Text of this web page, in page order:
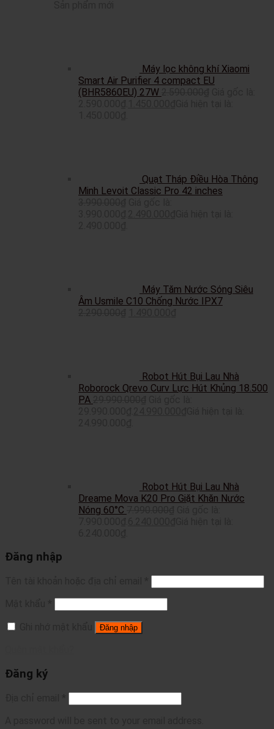
Máy lọc không khí Xiaomi
Smart Air Purifier 4 compact EU
(BHR5860EU) 27W
Quạt Tháp Điều Hòa Thông
Minh Levoit Classic Pro 42 inches
Máy Tăm Nước Sóng Siêu
Âm Usmile C10 Chống Nước IPX7
Robot Hút Bụi Lau Nhà
Roborock Qrevo Curv Lực Hút Khủng 18.500
PA
Robot Hút Bụi Lau Nhà
Dreame Mova K20 Pro Giặt Khăn Nước
Nóng 60°C
Đăng nhập
Đăng nhập
Đăng ký